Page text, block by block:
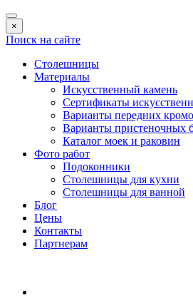
×
Поиск на сайте
Столешницы
Материалы
Искусственный камень
Сертификаты
Варианты передних
Варианты пристеночных
Каталог моек и раковин
Фото работ
Подоконники
Столешницы для кухни
Столешницы для ванной
Блог
Цены
Контакты
Партнерам